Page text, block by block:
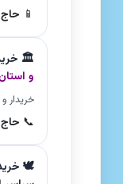
📱
🏛️
و
📞
🕊️